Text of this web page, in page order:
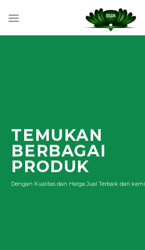
TEMUKAN
BERBAGAI
PRODUK
Dengan Kualitas dan Harga Jual Terbaik dari kami.